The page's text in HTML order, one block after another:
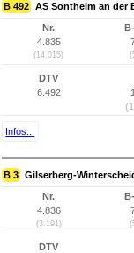
B 492 AS Sontheim an der
Nr.
4.835
(14.015)
DTV
6.492
Infos...
B 3 Gilserberg-
Nr.
4.836
(3.191)
DTV